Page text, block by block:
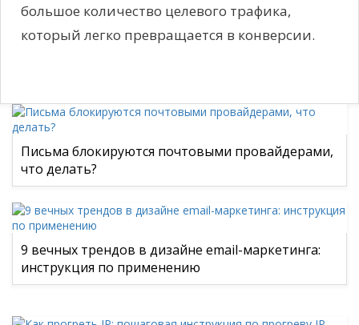
большое количество целевого трафика,
который легко превращается в конверсии.
Письма блокируются почтовыми провайдерами,
что делать?
9 вечных трендов в дизайне email-маркетинга:
инструкция по применению